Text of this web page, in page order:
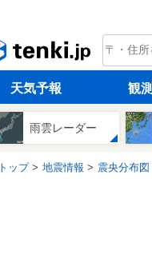
tenki.jp
天気予報 観測
雨雲レーダー
トップ 地震情報 震央分布図